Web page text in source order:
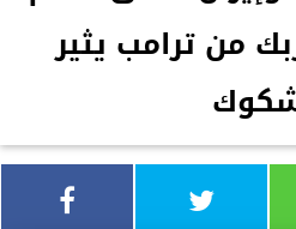
من ترامب يثير